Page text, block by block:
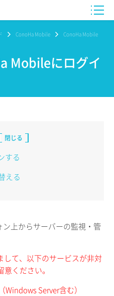
ConoHa Mobile
ConoHa Mobile
Mobileにログイ
閉じる
する
える
上からサーバーの監視・管
て、以下のサービスが非対
ください。
Windows Server含む）